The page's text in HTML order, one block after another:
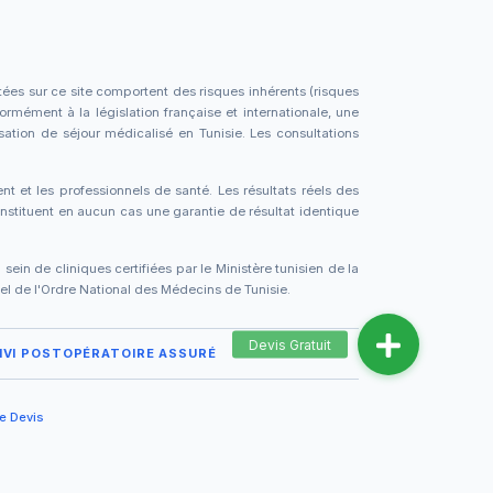
sur ce site comportent des risques inhérents (risques
à la législation française et internationale, une
de séjour médicalisé en Tunisie. Les consultations
et les professionnels de santé. Les résultats réels des
en aucun cas une garantie de résultat identique
de cliniques certifiées par le Ministère tunisien de la
de l'Ordre National des Médecins de Tunisie.
POSTOPÉRATOIRE ASSURÉ
Devis